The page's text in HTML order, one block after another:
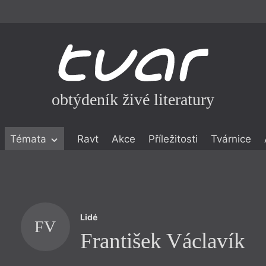
obtýdeník živé literatury
Témata Ravt Akce Příležitosti Tvárnice
FV Lidé
František Václavík